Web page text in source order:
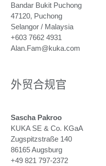
Bandar Bukit Puchong
47120, Puchong
Selangor / Malaysia
+603 7662 4931
Alan.Fam@kuka.com
外贸合规官
Sascha Pakroo
KUKA SE & Co. KGaA
Zugspitzstraße 140
86165 Augsburg
+49 821 797-2372